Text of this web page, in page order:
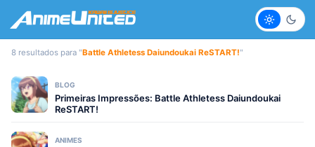
Claro
8 resultados para "Battle Athletess Daiundoukai ReSTART!"
BLOG
Primeiras Impressões: Battle Athletess Daiundoukai
ReSTART!
ANIMES